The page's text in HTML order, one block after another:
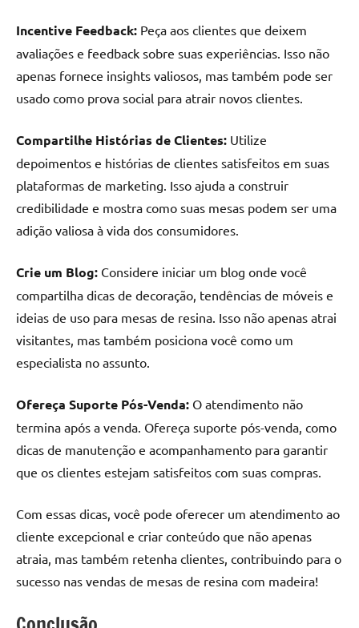
Incentive Feedback: Peça aos clientes que deixem
avaliações e feedback sobre suas experiências. Isso não
apenas fornece insights valiosos, mas também pode ser
usado como prova social para atrair novos clientes.
Compartilhe Histórias de Clientes: Utilize
depoimentos e histórias de clientes satisfeitos em suas
plataformas de marketing. Isso ajuda a construir
credibilidade e mostra como suas mesas podem ser uma
adição valiosa à vida dos consumidores.
Crie um Blog: Considere iniciar um blog onde você
compartilha dicas de decoração, tendências de móveis e
ideias de uso para mesas de resina. Isso não apenas atrai
visitantes, mas também posiciona você como um
especialista no assunto.
Ofereça Suporte Pós-Venda: O atendimento não
termina após a venda. Ofereça suporte pós-venda, como
dicas de manutenção e acompanhamento para garantir
que os clientes estejam satisfeitos com suas compras.
Com essas dicas, você pode oferecer um atendimento ao
cliente excepcional e criar conteúdo que não apenas
atraia, mas também retenha clientes, contribuindo para o
sucesso nas vendas de mesas de resina com madeira!